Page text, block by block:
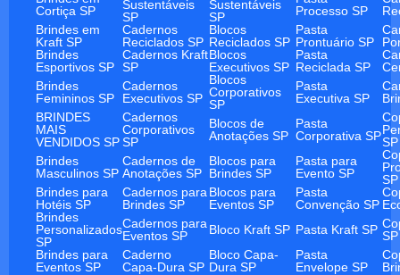
Cortiça SP
Sustentáveis
SP
Sustentáveis
SP
Processo SP
Brindes em
Kraft SP
Cadernos
Reciclados SP
Blocos
Reciclados SP
Pasta
Prontuário SP
Brindes
Esportivos SP
Cadernos Kraft
SP
Blocos
Executivos SP
Pasta
Reciclada SP
Brindes
Femininos SP
Cadernos
Executivos SP
Blocos
Corporativos
SP
Pasta
Executiva SP
BRINDES
MAIS
VENDIDOS SP
Cadernos
Corporativos
SP
Blocos de
Anotações SP
Pasta
Corporativa SPSP
Brindes
Masculinos SP
Cadernos de
Anotações SP
Blocos para
Brindes SP
Pasta para
Evento SP
SP
Brindes para
Hotéis SP
Cadernos para
Brindes SP
Blocos para
Eventos SP
Pasta
Convenção SP
Brindes
Personalizados
SP
Cadernos para
Eventos SP
Bloco Kraft SP Pasta Kraft SP SP
Brindes para
Eventos SP
Caderno
Capa-Dura SP
Bloco Capa-
Dura SP
Pasta
Envelope SP